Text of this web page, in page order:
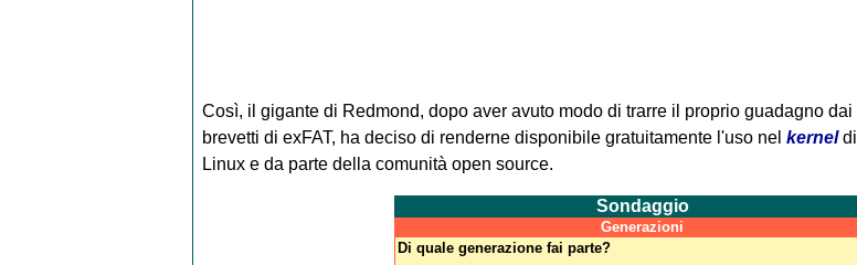
Così, il gigante di Redmond, dopo aver avuto modo di trarre il proprio guadagno dai
brevetti di exFAT, ha deciso di renderne disponibile gratuitamente l'uso nel kerneldi
Linux e da parte della comunità open source.
Sondaggio
Generazioni
Di quale generazione fai parte?